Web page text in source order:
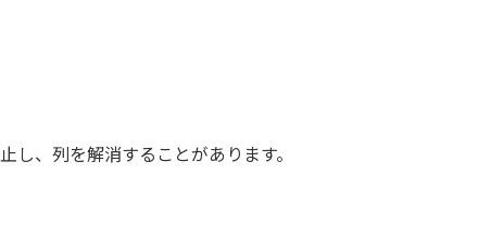
、列を解消することがあります。